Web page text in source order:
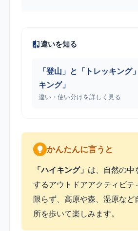
違いを知る
「登山」と「トレッキング
キング」
違い・使い分けを詳しく見る
かんたんに言うと
「ハイキング」 は、自然の中
するアウトドアアクティビテ
限らず、高原や森、湿原など
所を歩いて楽しみます。